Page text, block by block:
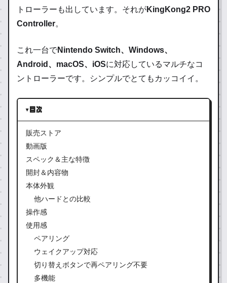
トローラーも出しています。それがKingKong2 PRO
Controller。
これ一台でNintendo Switch、Windows、
Android、macOS、iOSに対応しているマルチなコ
ントローラーです。シンプルでとてもカッコイイ。
目次
販売ストア
動画版
スペック＆主な特徴
開封＆内容物
本体外観
他ハードとの比較
操作感
使用感
ペアリング
ウェイクアップ対応
切り替えボタンで再ペアリング不要
多機能